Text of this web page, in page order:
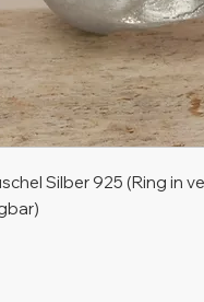
Silber 925 (Ring in